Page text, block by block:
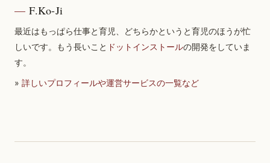
F.Ko-Ji
最近はもっぱら仕事と育児、どちらかというと育児のほうが忙
しいです。もう長いこと ドットインストールの開発をしていま
す。
» 詳しいプロフィールや運営サービスの一覧など